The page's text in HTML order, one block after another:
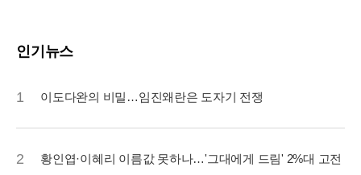
인기뉴스
1 이도다완의 비밀…임진왜란은 도자기 전쟁
2 황인엽·이혜리 이름값 못하나…'그대에게 드림' 2%대 고전